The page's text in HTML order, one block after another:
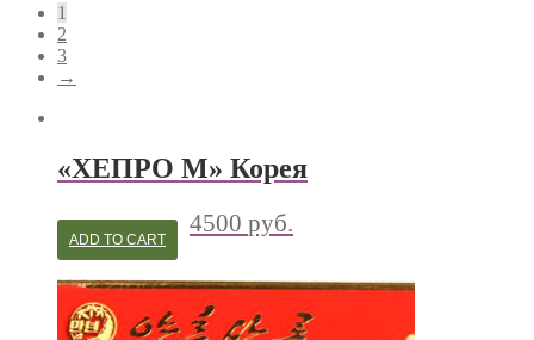
1
2
3
→
«ХЕПРО М» Корея
4500 руб.
ADD TO CART